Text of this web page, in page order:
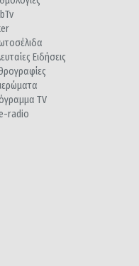
Ειδήσεις
TV
radio